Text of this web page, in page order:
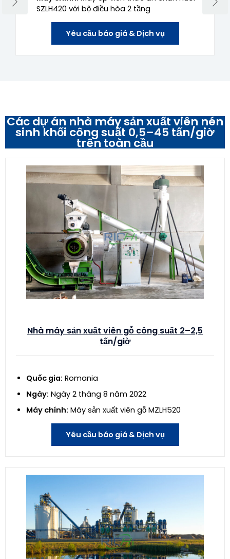
SZLH420 với bộ điều hòa 2 tầng
Yêu cầu báo giá & Dịch vụ
Các dự án nhà máy sản xuất viên nén
sinh khối công suất 0,5–45 tấn/giờ
trên toàn cầu
Nhà máy sản xuất viên gỗ công suất 2–2,5
tấn/giờ
Quốc gia: Romania
Ngày: Ngày 2 tháng 8 năm 2022
Máy chính: Máy sản xuất viên gỗ MZLH520
Yêu cầu báo giá & Dịch vụ